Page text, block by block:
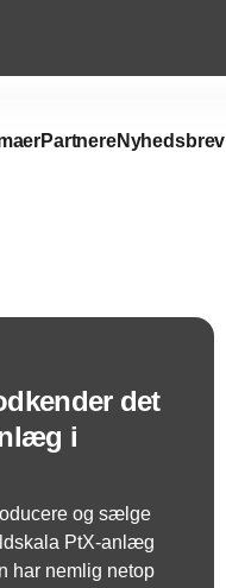
PartnereNyhedsbrev
det
i
og sælge
PtX-anlæg
har nemlig netop